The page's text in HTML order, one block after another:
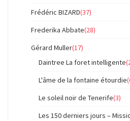
Frédéric BIZARD(37)
Frederika Abbate(28)
Gérard Muller(17)
Daintree La foret intelligente
L'âme de la fontaine étourdie
Le soleil noir de Tenerife(3)
Les 150 derniers jours –